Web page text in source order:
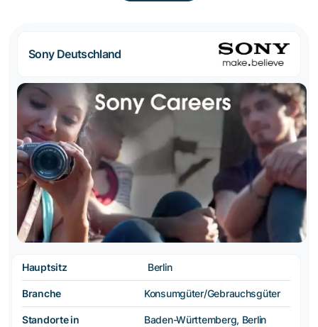
Sony Deutschland
Hauptsitz Berlin
Branche Konsumgüter/Gebrauchsgüter
Standorte in Baden-Württemberg, Berlin